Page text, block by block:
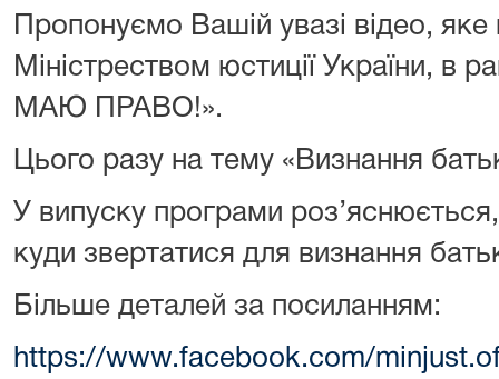
Пропонуємо Вашій увазі відео, яке
Міністреством юстиції України, в
МАЮ ПРАВО!».
Цього разу на тему «Визнання
У випуску програми
куди звертатися для визнання
Більше деталей за посиланням:
https://www.facebook.com/